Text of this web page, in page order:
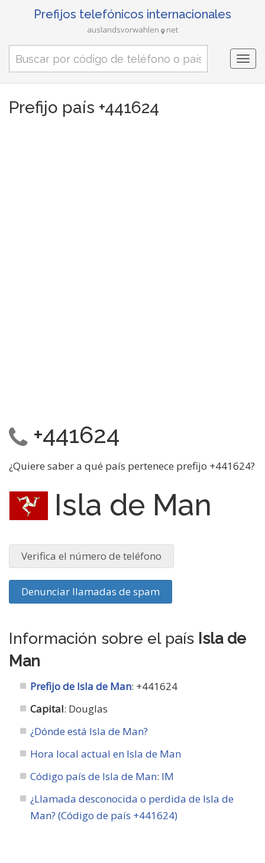
Prefijos telefónicos internacionales
auslandsvorwahlen net
Prefijo país +441624
+441624
¿Quiere saber a qué país pertenece prefijo +441624?
Isla de Man
Verifica el número de teléfono
Denunciar llamadas de spam
Información sobre el país Isla de
Man
Prefijo de Isla de Man: +441624
Capital: Douglas
¿Dónde está Isla de Man?
Hora local actual en Isla de Man
Código país de Isla de Man: IM
¿Llamada desconocida o perdida de Isla de
Man? (Código de país +441624)